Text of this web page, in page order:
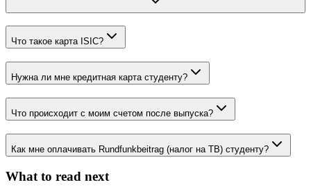
Что такое карта ISIC?
Нужна ли мне кредитная карта студенту?
Что происходит с моим счетом после выпуска?
Как мне оплачивать Rundfunkbeitrag (налог на ТВ) студенту?
What to read next